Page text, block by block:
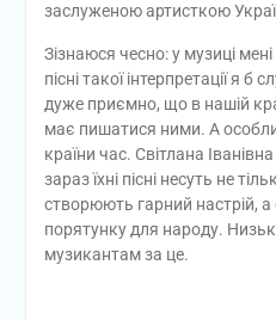
заслуженою артисткою
Зізнаюся чесно: у музиці
пісні такої інтерпретації я
дуже приємно, що в нашій
має пишатися ними. А
країни час. Світлана
зараз їхні пісні несуть не
створюють гарний настрій,
порятунку для народу.
музикантам за це.